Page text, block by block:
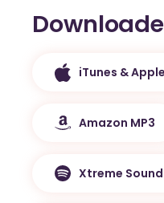
iTunes &
Amazon MP3
Xtreme